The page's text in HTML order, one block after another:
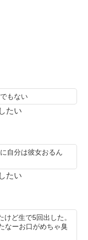
もない
たい
自分は彼女おるん
たい
ど生で5回出した。
なーお口がめちゃ臭